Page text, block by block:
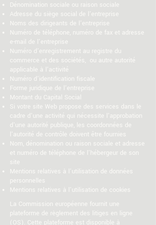
Dénomination sociale ou raison sociale
Adresse du siège social de l’entreprise
Noms des dirigeants de l’entreprise
Numéro de téléphone, numéro de fax et adresse
e-mail de l'entreprise
Numéro d’enregistrement au registre du
commerce et des sociétés, ou autre autorité
applicable à l'activité
Numéro d’identification fiscale
Forme juridique de l’entreprise
Montant du Capital Social
Si votre site Web propose des services dans le
cadre d'une activité qui nécessite l'approbation
d'une autorité publique, les coordonnées de
l'autorité de contrôle doivent être fournies
Nom, dénomination ou raison sociale et adresse
et numéro de téléphone de l'hébergeur de son
site
Mentions relatives à l'utilisation de données
personnelles
Mentions relatives à l'utilisation de cookies
La Commission européenne fournit une
plateforme de règlement des litiges en ligne
(OS). Cette plateforme est disponible à